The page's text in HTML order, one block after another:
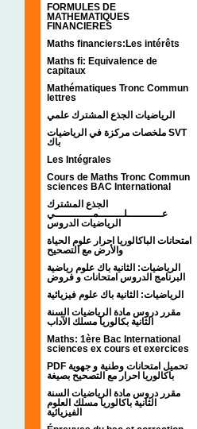
FORMULES DE
MATHEMATIQUES
FINANCIERES
Maths financiers:Les intérêts
Maths fi: Equivalence de
capitaux
Mathématiques Tronc Commun
lettres
الرياضيات الجذع المشترك علمي
ملخصات مركزة في الرياضيات SVT
باك
Les Intégrales
Cours de Maths Tronc Commun
sciences BAC International
الجذع المشترك
عـــــــــــلــــــــمــــــــــــي
الرياضيات الدروس
امتحانات الباكالوريا احرار علوم الحياة
والأرض مع التصحيح
الرياضيات: الثانية باك علوم رياضية
البرنامج الدروس امتحانات و فروض
الرياضيات: الثانية باك علوم فيزيائية
مقرر دروس مادة الرياضيات السنة
الثانية بكالوريا مسلك الآداب
Maths: 1ère Bac International
sciences ex cours et exercices
PDF تحميل امتحانات وطنية و جهوية
باكالوريا احرار مع التصحيح بصيغة
مقرر دروس مادة الرياضيات السنة
الثانية باكالوريا مسلك العلوم
الفيزيائية